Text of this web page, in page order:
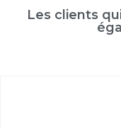
Les clients